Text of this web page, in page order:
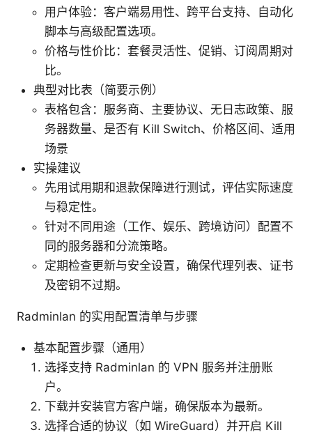
用户体验：客户端易用性、跨平台支持、自动化
脚本与高级配置选项。
价格与性价比：套餐灵活性、促销、订阅周期对
比。
典型对比表（简要示例）
表格包含：服务商、主要协议、无日志政策、服
务器数量、是否有 Kill Switch、价格区间、适用
场景
实操建议
先用试用期和退款保障进行测试，评估实际速度
与稳定性。
针对不同用途（工作、娱乐、跨境访问）配置不
同的服务器和分流策略。
定期检查更新与安全设置，确保代理列表、证书
及密钥不过期。
Radminlan 的实用配置清单与步骤
基本配置步骤（通用）
选择支持 Radminlan 的 VPN 服务并注册账
户。
下载并安装官方客户端，确保版本为最新。
选择合适的协议（如 WireGuard）并开启 Kill